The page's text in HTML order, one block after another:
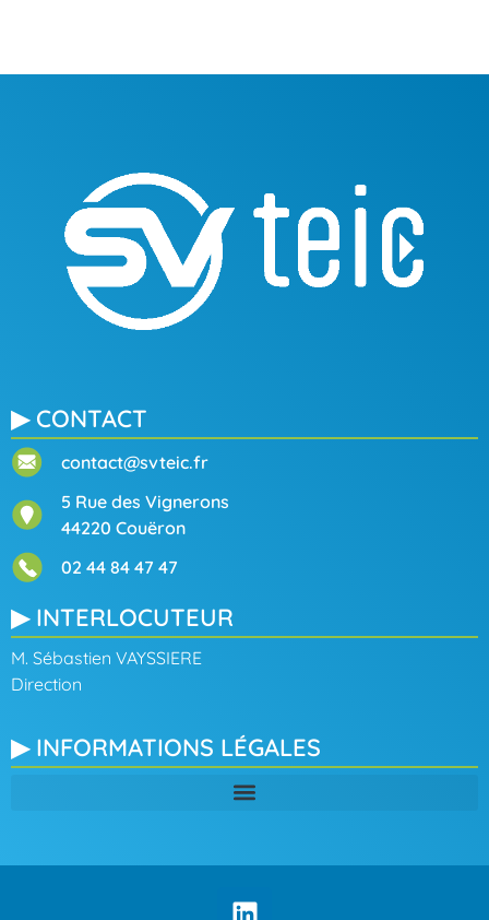
▶ CONTACT
contact@svteic.fr
5 Rue des Vignerons
44220 Couëron
02 44 84 47 47
▶ INTERLOCUTEUR
M. Sébastien VAYSSIERE
Direction
▶ INFORMATIONS LÉGALES